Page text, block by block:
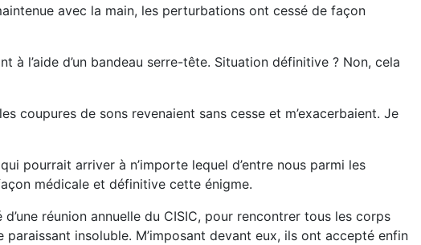
avec la main, les perturbations ont cessé de façon
à l’aide d’un bandeau serre-tête. Situation définitive ? Non, cela
coupures de sons revenaient sans cesse et m’exacerbaient. Je
pourrait arriver à n’importe lequel d’entre nous parmi les
médicale et définitive cette énigme.
réunion annuelle du CISIC, pour rencontrer tous les corps
insoluble. M’imposant devant eux, ils ont accepté enfin